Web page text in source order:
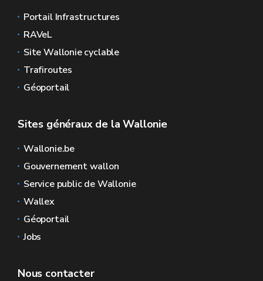
Portail Infrastructures
RAVeL
Site Wallonie cyclable
Trafiroutes
Géoportail
Sites généraux de la Wallonie
Wallonie.be
Gouvernement wallon
Service public de Wallonie
Wallex
Géoportail
Jobs
Nous contacter